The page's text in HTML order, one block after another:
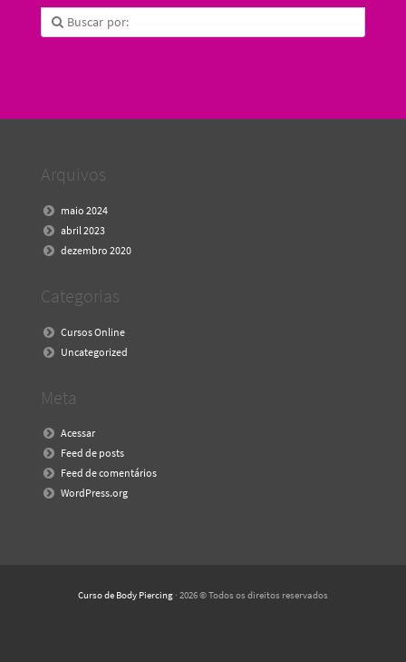
Arquivos
maio 2024
abril 2023
dezembro 2020
Categorias
Cursos Online
Uncategorized
Meta
Acessar
Feed de posts
Feed de comentários
WordPress.org
Curso de Body Piercing · 2026 © Todos os direitos reservados